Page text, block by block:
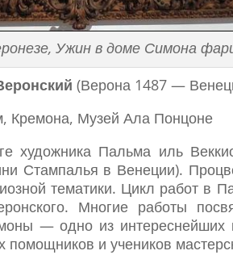
Ужин в доме Симона
(Верона 1487 —
Кремона, Музей Ала Понцоне
художника Пальма иль
Стампалья в Венеции).
тематики. Цикл работ в
Многие работы
— одно из интереснейших
и учеников